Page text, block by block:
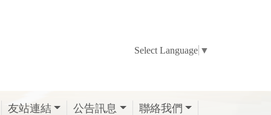
Select Language ▼
友站連結 公告訊息 聯絡我們